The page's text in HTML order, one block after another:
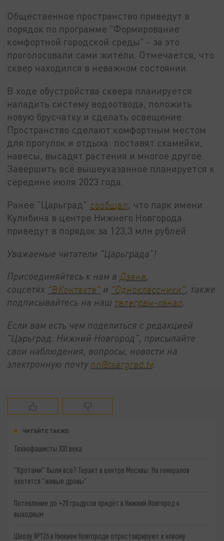
Общественное пространство приведут в
порядок по программе "Формирование
комфортной городской среды" - за это
проголосовали сами жители. Отмечается, что
сквер находился в неважном состоянии.
В ходе обустройства сквера планируется
наладить систему водоотвода, положить
новую брусчатку и сделать освещение.
Пространство сделают комфортным местом
для прогулок и отдыха: поставят скамейки,
навесы, высадят растения и многое другое.
Завершить всё вышеуказанное планируется к
середине июля 2023 года.
Ранее "Царьград" сообщал, что парк имени
Кулибина в центре Нижнего Новгорода
приведут в порядок за 123,3 млн рублей.
Уважаемые читатели "Царьграда"!
Присоединяйтесь к нам в Дзене,
соцсетях "ВКонтакте" и "Одноклассники", также
подписывайтесь на наш телеграм-канал.
Если вам есть чем поделиться с редакцией
"Царьград. Нижний Новгород", присылайте
свои наблюдения, вопросы, новости на
электронную почту nn@tsargrad.tv.
ЧИТАЙТЕ ТАКЖЕ:
Технофашисты XXI века
"Кротами" были все? Теракт в центре Москвы: На генералов
охотятся "живые дроны"
Потепление до +20 градусов придёт в Нижний Новгород к
выходным
Школу №126 в Нижнем Новгороде отреставрируют к новому